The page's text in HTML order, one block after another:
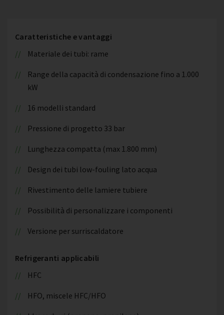
Caratteristiche e vantaggi
Materiale dei tubi: rame
Range della capacità di condensazione fino a 1.000
kW
16 modelli standard
Pressione di progetto 33 bar
Lunghezza compatta (max 1.800 mm)
Design dei tubi low-fouling lato acqua
Rivestimento delle lamiere tubiere
Possibilità di personalizzare i componenti
Versione per surriscaldatore
Refrigeranti applicabili
HFC
HFO, miscele HFC/HFO